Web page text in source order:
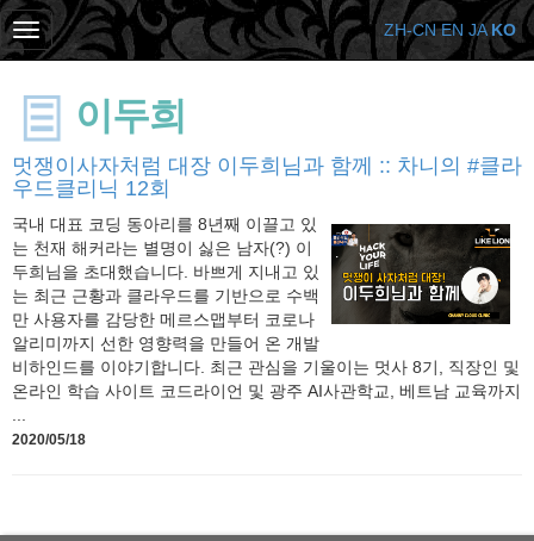
이두희
멋쟁이사자처럼 대장 이두희님과 함께 :: 차니의 #클라
우드클리닉 12회
국내 대표 코딩 동아리를 8년째 이끌고 있
는 천재 해커라는 별명이 싫은 남자(?) 이
두희님을 초대했습니다. 바쁘게 지내고 있
는 최근 근황과 클라우드를 기반으로 수백
만 사용자를 감당한 메르스맵부터 코로나
알리미까지 선한 영향력을 만들어 온 개발
비하인드를 이야기합니다. 최근 관심을 기울이는 멋사 8기, 직장인 및
온라인 학습 사이트 코드라이언 및 광주 AI사관학교, 베트남 교육까지
2020/05/18
ZH-CN EN JA KO